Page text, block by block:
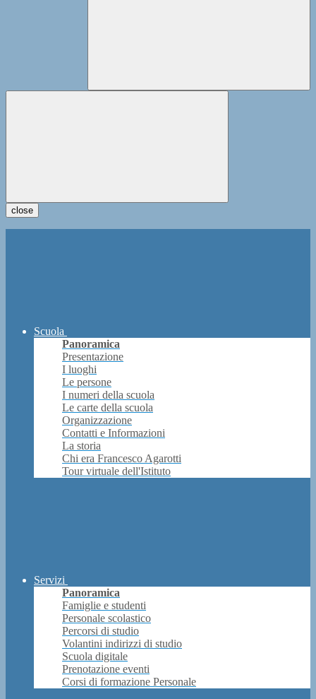
close
Scuola
Panoramica
Presentazione
I luoghi
Le persone
I numeri della scuola
Le carte della scuola
Organizzazione
Contatti e Informazioni
La storia
Chi era Francesco Agarotti
Tour virtuale dell'Istituto
Servizi
Panoramica
Famiglie e studenti
Personale scolastico
Percorsi di studio
Volantini indirizzi di studio
Scuola digitale
Prenotazione eventi
Corsi di formazione Personale